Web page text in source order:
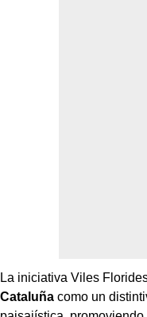
La iniciativa Viles
Cataluña como un